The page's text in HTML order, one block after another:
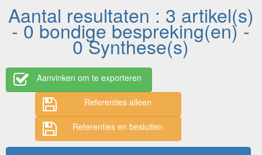
Aantal resultaten : 3 artikel(s)
- 0 bondige bespreking(en) -
0 Synthese(s)
Aanvinken om te exporteren
Referenties alleen
Referenties en besluiten